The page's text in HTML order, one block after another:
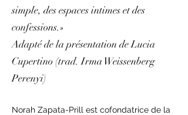
simple, des espaces intimes et des
confessions.»
Adapté de la présentation de Lucia
Cupertino (trad. Irma Weissenberg
Perenyi)
Norah Zapata-Prill est cofondatrice de la